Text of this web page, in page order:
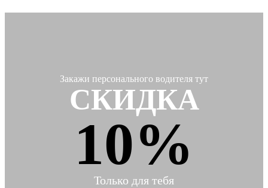
Закажи персонального водителя тут
СКИДКА
10%
Только для тебя